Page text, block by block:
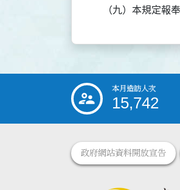
::: 本月造訪人次
15,742
政府網站資料開放宣告